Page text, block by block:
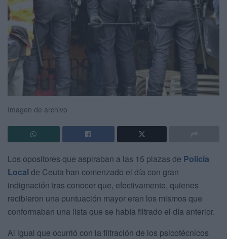
Imagen de archivo
Los opositores que aspiraban a las 15 plazas de Policía
Local de Ceuta han comenzado el día con gran
indignación tras conocer que, efectivamente, quienes
recibieron una puntuación mayor eran los mismos que
conformaban una lista que se había filtrado el día anterior.
Al igual que ocurrió con la filtración de los psicotécnicos